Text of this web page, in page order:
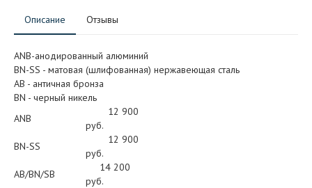
Описание Отзывы
ANB-анодированный алюминий
BN-SS - матовая (шлифованная) нержавеющая сталь
АB - античная бронза
BN - черный никель
ANB
12 900
руб.
BN-SS
12 900
руб.
AB/BN/SB
14 200
руб.